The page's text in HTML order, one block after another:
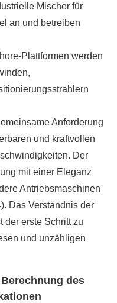
Mischer für
an und betreiben
Plattformen werden
Anforderung
und kraftvollen
Der
mit einer Eleganz
Antriebsmaschinen
Das Verständnis der
der erste Schritt zu
und unzähligen
des